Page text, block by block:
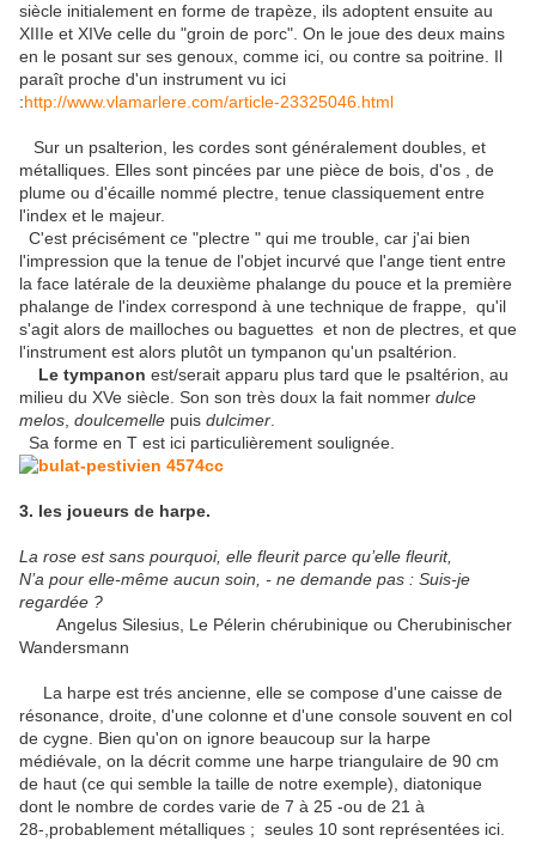
siècle initialement en forme de trapèze, ils adoptent ensuite au
XIIIe et XIVe celle du "groin de porc". On le joue des deux mains
en le posant sur ses genoux, comme ici, ou contre sa poitrine. Il
paraît proche d'un instrument vu ici
:http://www.vlamarlere.com/article-23325046.html
Sur un psalterion, les cordes sont généralement doubles, et
métalliques. Elles sont pincées par une pièce de bois, d'os , de
plume ou d'écaille nommé plectre, tenue classiquement entre
l'index et le majeur.
C'est précisément ce "plectre " qui me trouble, car j'ai bien
l'impression que la tenue de l'objet incurvé que l'ange tient entre
la face latérale de la deuxième phalange du pouce et la première
phalange de l'index correspond à une technique de frappe, qu'il
s'agit alors de mailloches ou baguettes et non de plectres, et que
l'instrument est alors plutôt un tympanon qu'un psaltérion.
Le tympanon est/serait apparu plus tard que le psaltérion, au
milieu du XVe siècle. Son son très doux la fait nommer dulce
melos doulcemelle puis dulcimer
Sa forme en T est ici particulièrement soulignée.
3. les joueurs de harpe.
La rose est sans pourquoi, elle fleurit parce qu’elle fleurit,
N’a pour elle-même aucun soin, - ne demande pas : Suis-je
regardée ?
Angelus Silesius, Le Pélerin chérubinique ou Cherubinischer
Wandersmann
La harpe est trés ancienne, elle se compose d'une caisse de
résonance, droite, d'une colonne et d'une console souvent en col
de cygne. Bien qu'on on ignore beaucoup sur la harpe
médiévale, on la décrit comme une harpe triangulaire de 90 cm
de haut (ce qui semble la taille de notre exemple), diatonique
dont le nombre de cordes varie de 7 à 25 -ou de 21 à
28-,probablement métalliques ; seules 10 sont représentées ici.